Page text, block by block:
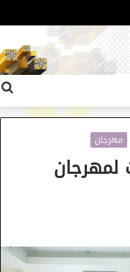
مهرجان
لمهرجان